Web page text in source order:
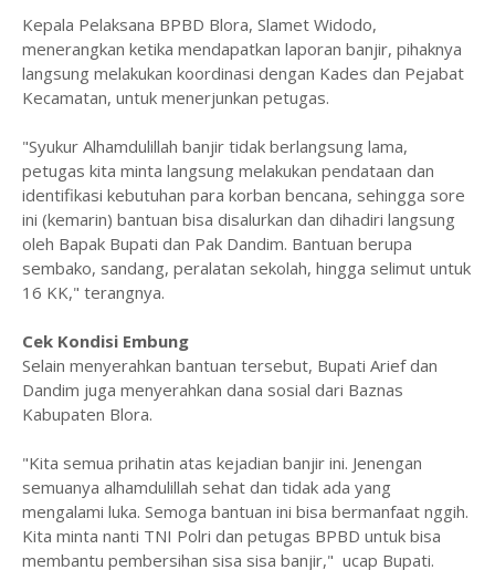
Kepala Pelaksana BPBD Blora, Slamet Widodo,
menerangkan ketika mendapatkan laporan banjir, pihaknya
langsung melakukan koordinasi dengan Kades dan Pejabat
Kecamatan, untuk menerjunkan petugas.
"Syukur Alhamdulillah banjir tidak berlangsung lama,
petugas kita minta langsung melakukan pendataan dan
identifikasi kebutuhan para korban bencana, sehingga sore
ini (kemarin) bantuan bisa disalurkan dan dihadiri langsung
oleh Bapak Bupati dan Pak Dandim. Bantuan berupa
sembako, sandang, peralatan sekolah, hingga selimut untuk
16 KK," terangnya.
Cek Kondisi Embung
Selain menyerahkan bantuan tersebut, Bupati Arief dan
Dandim juga menyerahkan dana sosial dari Baznas
Kabupaten Blora.
"Kita semua prihatin atas kejadian banjir ini. Jenengan
semuanya alhamdulillah sehat dan tidak ada yang
mengalami luka. Semoga bantuan ini bisa bermanfaat nggih.
Kita minta nanti TNI Polri dan petugas BPBD untuk bisa
membantu pembersihan sisa sisa banjir," ucap Bupati.